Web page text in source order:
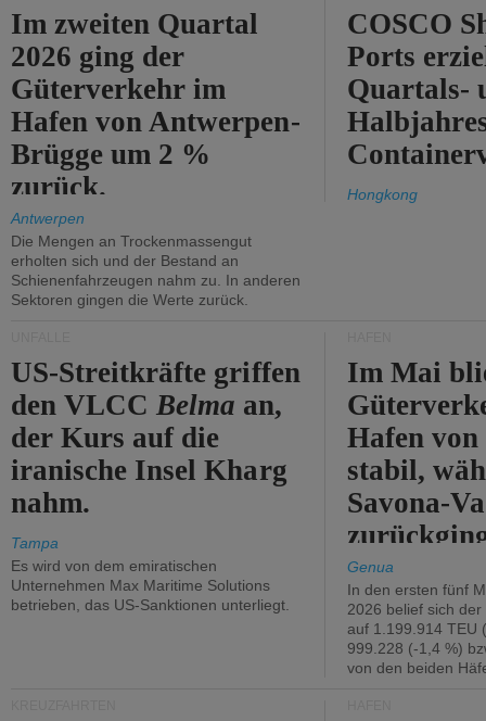
Im zweiten Quartal
2026 ging der
Güterverkehr im
Hafen von Antwerpen-
Brügge um 2 %
zurück.
Antwerpen
Die Mengen an Trockenmassengut
erholten sich und der Bestand an
Schienenfahrzeugen nahm zu. In anderen
Sektoren gingen die Werte zurück.
COSCO
Ports
Quartals-
Hongkong
US-Streitkräfte griffen
den VLCCBelma an,
der Kurs auf die
iranische Insel Kharg
nahm.
Tampa
Es wird von dem emiratischen
Unternehmen Max Maritime Solutions
betrieben, das US-Sanktionen unterliegt.
Im Mai
Hafen von
stabil,
Savona-
Genua
In den ersten fünf
2026 belief sich
auf 1.199.914 TEU
999.228 (-1,4 %)
von den beiden